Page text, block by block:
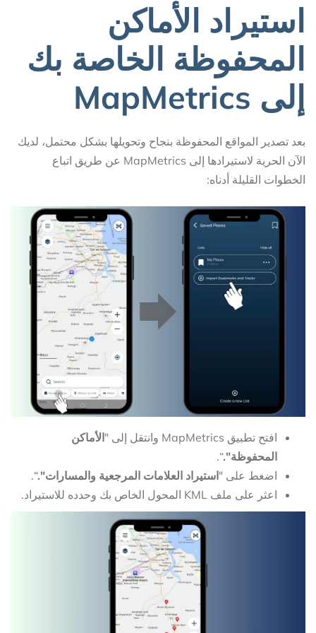
استيراد الأماكن
المحفوظة الخاصة بك
إلى MapMetrics
بعد تصدير المواقع المحفوظة بنجاح وتحويلها بشكل محتمل، لديك
الآن الحرية لاستيرادها إلى MapMetrics عن طريق اتباع
الخطوات القليلة أدناه:
افتح تطبيق MapMetrics وانتقل إلى "
الأماكن
المحفوظة".“.
اضغط على "استيراد العلامات المرجعية والمسارات".“.
اعثر على ملف KML المحول الخاص بك وحدده للاستيراد.